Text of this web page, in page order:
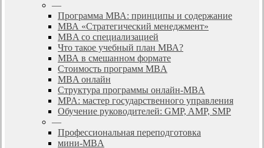
—
Программа МВА: принципы и содержание
МВА «Cтратегический менеджмент»
MBA со специализацией
Что такое учебный план МВА?
МВА в смешанном формате
Стоимость программ MBA
MBA онлайн
Cтруктура программы онлайн-MBA
MPA: мастер государственного управления
Обучение руководителей: GMP, AMP, SMP
—
Профессиональная переподготовка
мини-MBA